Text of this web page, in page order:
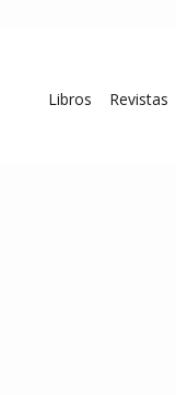
Libros Revistas